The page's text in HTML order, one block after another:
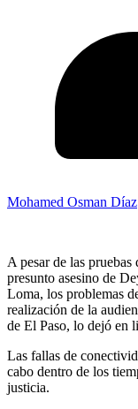
Mohamed Osman Díaz
A pesar de las
presunto asesino de
Loma, los problemas
realización de la
de El Paso, lo dejó en
Las fallas de
cabo dentro de los
justicia.